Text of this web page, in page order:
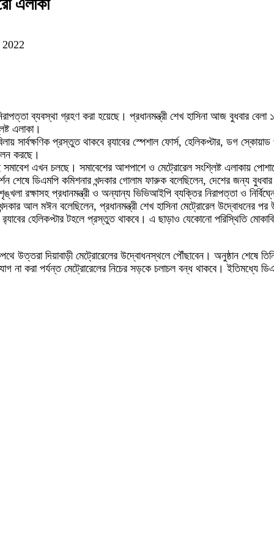
এলাকা
ব্যবস্থা গ্রহণ করা হয়েছে। প্রধানমন্ত্রী শেখ হাসিনা আজ বুধবার
এলাকা।
সার্বক্ষণিক প্রস্তুত থাকবে র‌্যাবের স্পেশাল ফোর্স, হেলিকপ্টার, ডগ
করছে।
এখন চলছে। সমাবেশের আশপাশে ও মেট্রোরেল সংশ্লিষ্ট এলাকায়
শেষে ডিএমপি কমিশনার খন্দকার গোলাম ফারুক বলেছিলেন, দেশের জন্য
প্রধানমন্ত্রী ও অন্যান্য ভিভিআইপি ব্যক্তির নিরাপত্তা ও
আল মঈন বলেছিলেন, প্রধানমন্ত্রী শেখ হাসিনা মেট্রোরেল উদ্বোধনের
হেলিকপ্টার টহলে প্রস্তুত থাকবে। এ ছাড়াও যেকোনো পরিস্থিতি
উত্তরা দিয়াবাড়ী মেট্রোরেলের উদ্বোধনস্থলে পৌঁছাবেন। অনুষ্ঠান
না করা পর্যন্ত মেট্রোরেলের নিচের সড়কে চলাচল বন্ধ থাকবে। ইতিমধ্যে